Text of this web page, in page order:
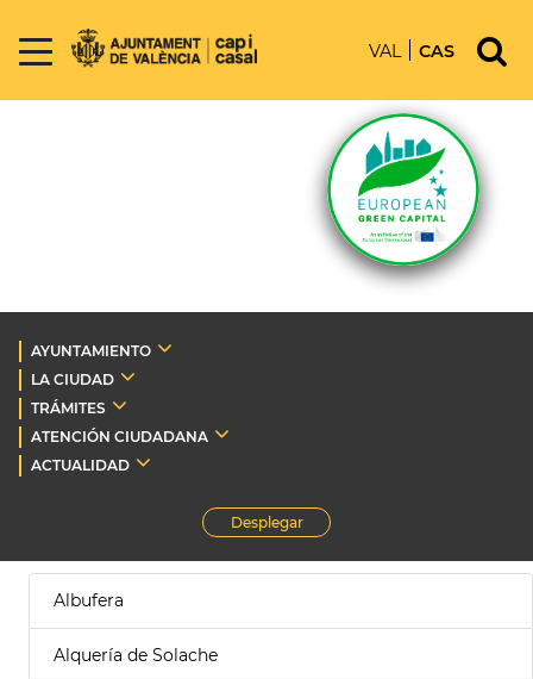
VAL CAS
AYUNTAMIENTO
LA CIUDAD
TRÁMITES
ATENCIÓN CIUDADANA
ACTUALIDAD
Desplegar
Albufera
Alquería de Solache